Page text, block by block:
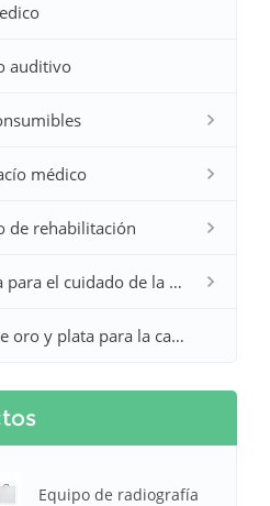
auditivo
médico
de rehabilitación
Electrónica para el cuidado de la salud en el hogar
Detector de oro y plata para la caza
Equipo de radiografía